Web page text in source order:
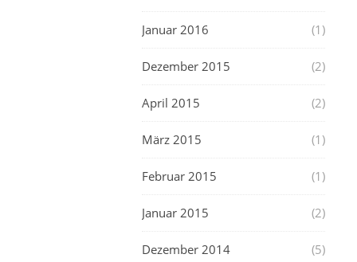
Januar 2016 (1)
Dezember 2015 (2)
April 2015 (2)
März 2015 (1)
Februar 2015 (1)
Januar 2015 (2)
Dezember 2014 (5)